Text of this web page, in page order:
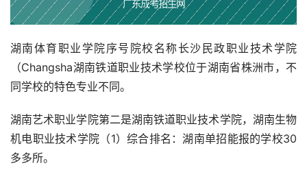
湖南体育职业学院序号院校名称长沙民政职业技术学院
（Changsha湖南铁道职业技术学校位于湖南省株洲市，不
同学校的特色专业不同。
湖南艺术职业学院第二是湖南铁道职业技术学院，湖南生物
机电职业技术学院（1）综合排名：湖南单招能报的学校30
多多所。